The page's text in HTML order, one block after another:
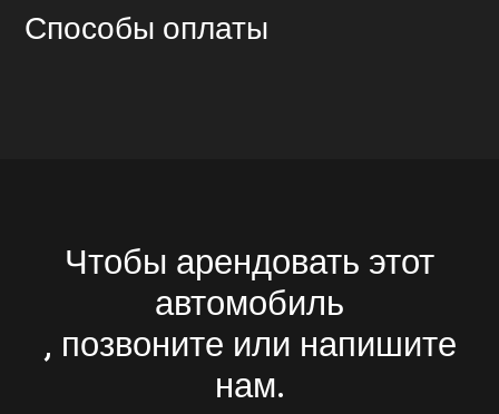
Способы оплаты
Чтобы арендовать этот
автомобиль
, позвоните или напишите
нам.